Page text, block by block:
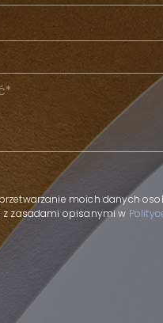
moich danych
zasadami opisanymi w